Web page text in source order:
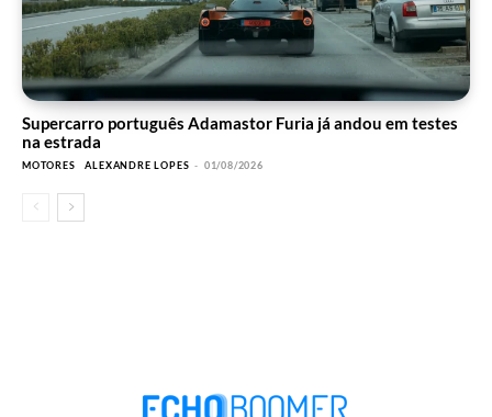
Supercarro português Adamastor Furia já andou em testes
na estrada
MOTORES ALEXANDRE LOPES - 01/08/2026